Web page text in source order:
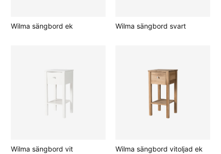
Wilma sängbord ek Wilma sängbord svart
Wilma sängbord vit Wilma sängbord vitoljad ek